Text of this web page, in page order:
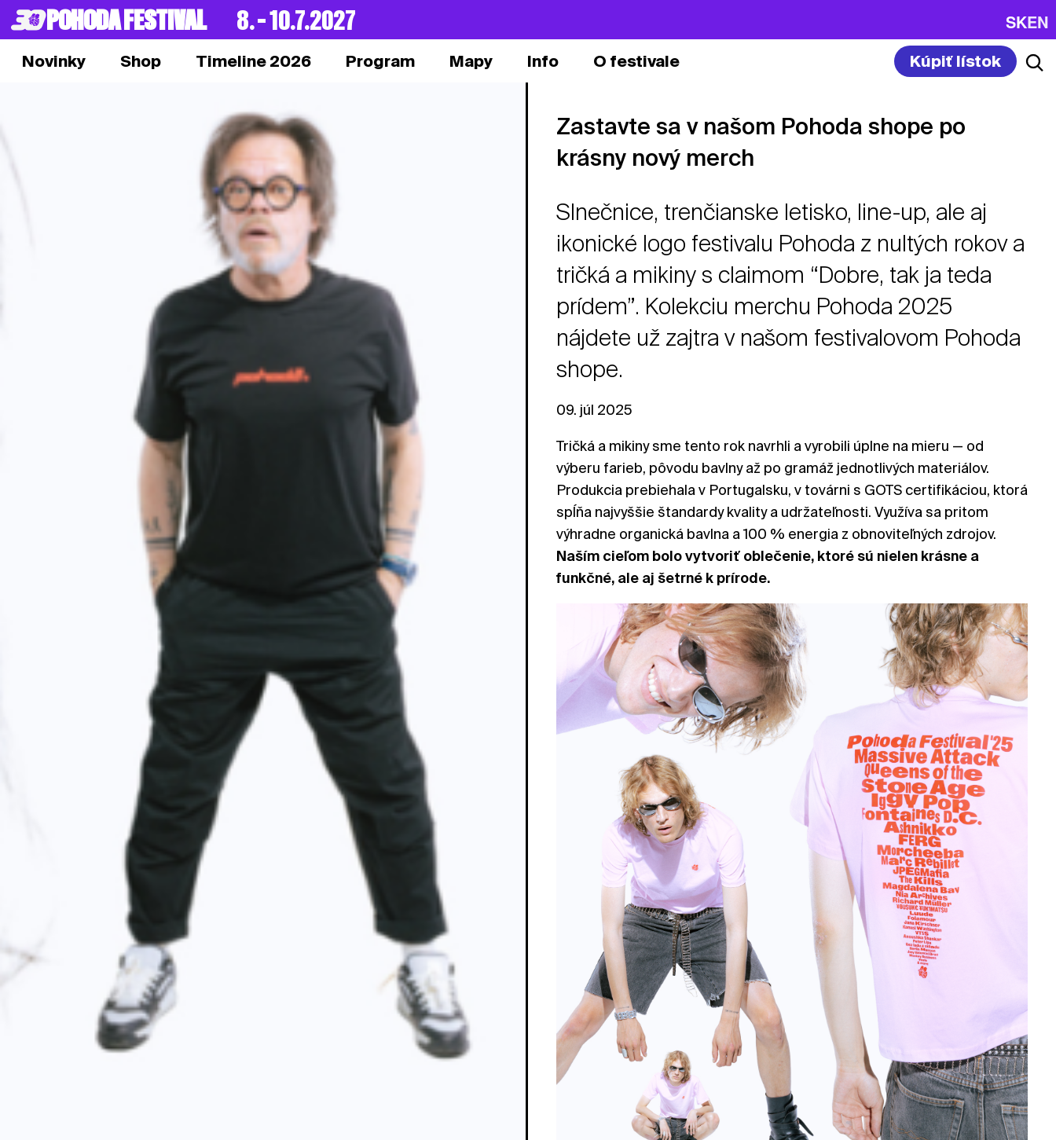
POHODA FESTIVAL 8. – 10.7.2027 SKEN
Novinky Shop Timeline 2026 Program Mapy Info O festivale Kúpiť lístok
Zastavte sa v našom Pohoda shope po
krásny nový merch
Slnečnice, trenčianske letisko, line-up, ale aj
ikonické logo festivalu Pohoda z nultých rokov a
tričká a mikiny s claimom “Dobre, tak ja teda
prídem”. Kolekciu merchu Pohoda 2025
nájdete už zajtra v našom festivalovom Pohoda
shope.
09. júl 2025
Tričká a mikiny sme tento rok navrhli a vyrobili úplne na mieru — od
výberu farieb, pôvodu bavlny až po gramáž jednotlivých materiálov.
Produkcia prebiehala v Portugalsku, v továrni s GOTS certifikáciou, ktorá
spĺňa najvyššie štandardy kvality a udržateľnosti. Využíva sa pritom
výhradne organická bavlna a 100 % energia z obnoviteľných zdrojov.
Naším cieľom bolo vytvoriť oblečenie, ktoré sú nielen krásne a
funkčné, ale aj šetrné k prírode.